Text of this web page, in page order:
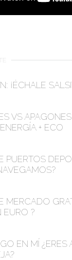
¡ÉCHALE
VS APAGONES
+ ECO
PUERTOS
MERCADO
EURO ?
EN MÍ ¿ERES